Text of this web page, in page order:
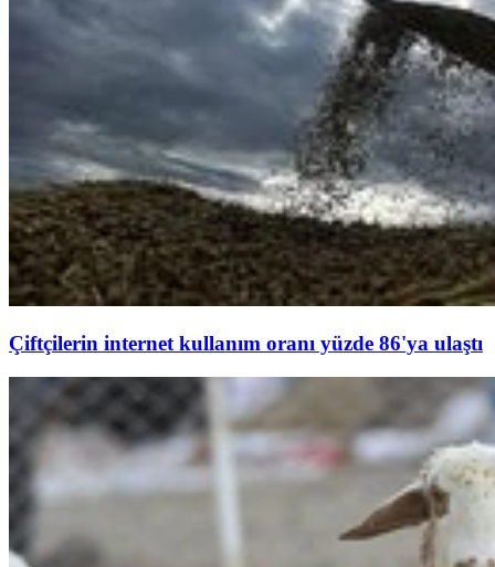
Çiftçilerin internet kullanım oranı yüzde 86'ya ulaştı